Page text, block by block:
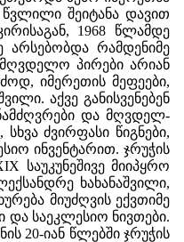
შეიტანა დავით
1968 წლამდე
რამდენიმე
პირები არიან
იმერეთის მეფეები,
აქვე განისვენებენ
და მღვდელ-
ძვირფასი წიგნები,
ინვენტარით. ჯრუჭის
საუკუნეშივე მიიპყრო
ხახანაშვილი,
მიუძღვის ექვთიმე
და საეკლესიო ნივთები.
20-იან წლებში ჯრუჭის